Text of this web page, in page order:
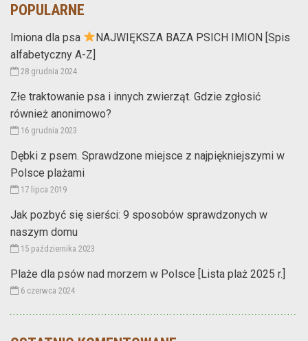
POPULARNE
Imiona dla psa
NAJWIĘKSZA BAZA PSICH IMION [Spis
alfabetyczny A-Z]
28 grudnia 2024
Złe traktowanie psa i innych zwierząt. Gdzie zgłosić
również anonimowo?
16 grudnia 2023
Dębki z psem. Sprawdzone miejsce z najpiękniejszymi w
Polsce plażami
17 lipca 2019
Jak pozbyć się sierści: 9 sposobów sprawdzonych w
naszym domu
15 października 2023
Plaże dla psów nad morzem w Polsce [Lista plaż 2025 r.]
6 czerwca 2024